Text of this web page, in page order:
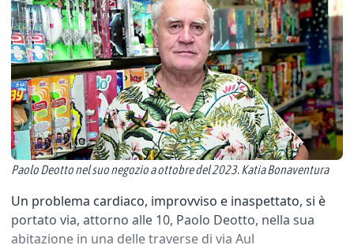
Paolo Deotto nel suo negozio a ottobre del 2023. Katia Bonaventura
Un problema cardiaco, improvviso e inaspettato, si è
portato via, attorno alle 10, Paolo Deotto, nella sua
abitazione in una delle traverse di via Aul